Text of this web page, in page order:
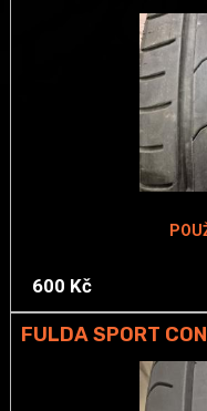
600 Kč
FULDA SPORT